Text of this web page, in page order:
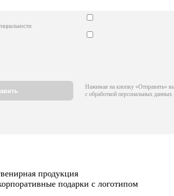
Нажимая на кнопку «Отправить»
с обработкой персональных данных
продукция
подарки с логотипом